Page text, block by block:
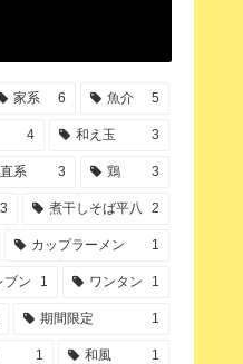
家系 6 魚介 5
4 和え玉 3
系 3 鶏 3
3 煮干しそば平八 2
カップラーメン 1
ブン 1 ワンタン 1
期間限定 1
1 和風 1